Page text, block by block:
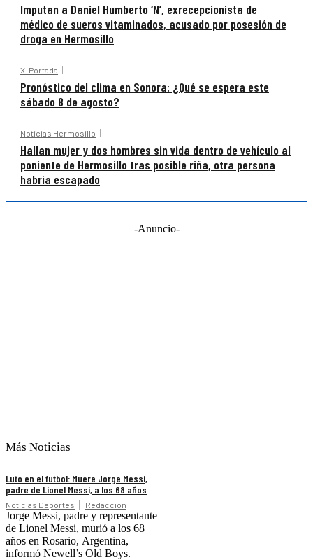
Imputan a Daniel Humberto ‘N’, exrecepcionista de
médico de sueros vitaminados, acusado por posesión de
droga en Hermosillo
X-Portada
Pronóstico del clima en Sonora: ¿Qué se espera este
sábado 8 de agosto?
Noticias Hermosillo
Hallan mujer y dos hombres sin vida dentro de vehículo al
poniente de Hermosillo tras posible riña, otra persona
habría escapado
-Anuncio-
Más Noticias
Luto en el futbol: Muere Jorge Messi,
padre de Lionel Messi, a los 68 años
Noticias Deportes Redacción
Jorge Messi, padre y representante
de Lionel Messi, murió a los 68
años en Rosario, Argentina,
informó Newell’s Old Boys.